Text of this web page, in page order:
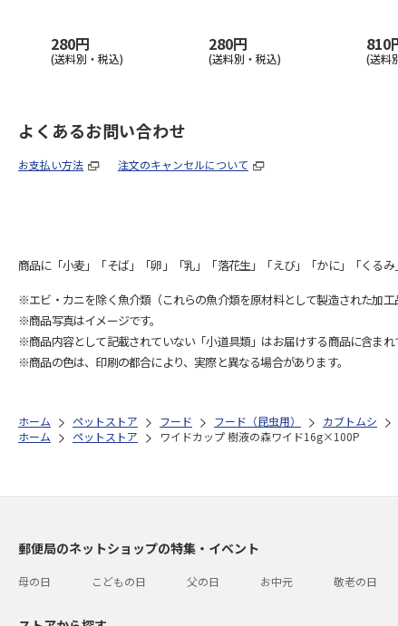
280円
(送料別・税込)
280円
(送料別・税込)
810
(送料
よくあるお問い合わせ
お支払い方法 注文のキャンセルについて
商品に「小麦」「そば」「卵」「乳」「落花生」「えび」「かに」「くる
※エビ・カニを除く魚介類（これらの魚介類を原材料として製造された加
※商品写真はイメージです。
※商品内容として記載されていない「小道具類」はお届けする商品に含まれ
※商品の色は、印刷の都合により、実際と異なる場合があります。
ホーム ペットストア フード フード（昆虫用） カブトムシ
ホーム
ペットストア ワイドカップ 樹液の森ワイド16g×100P
郵便局のネットショップの特集・イベント
母の日 こどもの日 父の日 お中元 敬老の日